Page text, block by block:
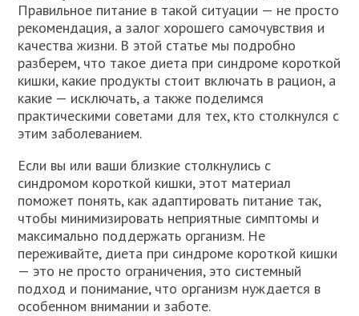
Правильное питание в такой ситуации — не просто
рекомендация, а залог хорошего самочувствия и
качества жизни. В этой статье мы подробно
разберем, что такое диета при синдроме короткой
кишки, какие продукты стоит включать в рацион, а
какие — исключать, а также поделимся
практическими советами для тех, кто столкнулся с
этим заболеванием.
Если вы или ваши близкие столкнулись с
синдромом короткой кишки, этот материал
поможет понять, как адаптировать питание так,
чтобы минимизировать неприятные симптомы и
максимально поддержать организм. Не
переживайте, диета при синдроме короткой кишки
— это не просто ограничения, это системный
подход и понимание, что организм нуждается в
особенном внимании и заботе.